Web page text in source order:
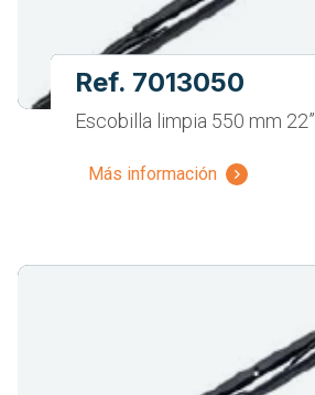
Ref. 7013050
Escobilla limpia 550 mm 22”
Más información